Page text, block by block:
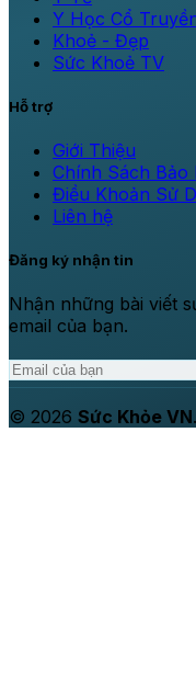
Y Học Cổ
Khoẻ - Đẹp
Sức Khoẻ TV
Hỗ trợ
Giới Thiệu
Chính Sách Bảo
Điều Khoản Sử
Liên hệ
Đăng ký nhận tin
Nhận những bài viết
email của bạn.
© 2026 Sức Khỏe VN